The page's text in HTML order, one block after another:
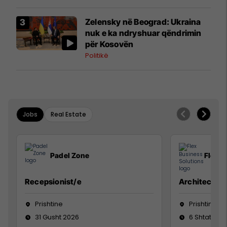
Zelensky në Beograd: Ukraina
nuk e ka ndryshuar qëndrimin
për Kosovën
Politikë
Jobs Real Estate
Padel Zone
Recepsionist/e
Prishtine
31 Gusht 2026
Flex
Architect
Prishtinë
6 Shtator